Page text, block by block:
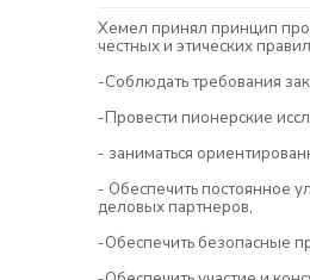
Хемел принял принцип
честных и этических
-Соблюдать требования
-Провести пионерские
- заниматься
- Обеспечить постоянное
деловых партнеров,
-Обеспечить безопасные